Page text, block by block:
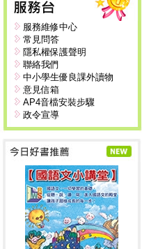
服務維修中心
常見問答
隱私權保護聲明
聯絡我們
中小學生優良課外讀物
意見信箱
AP4音檔安裝步驟
政令宣導